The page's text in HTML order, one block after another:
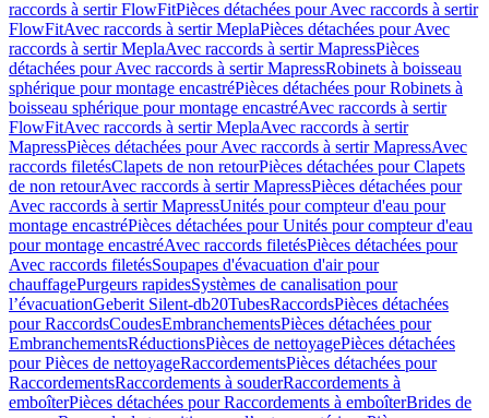
raccords à sertir FlowFitPièces détachées pour Avec raccords à sertir
FlowFitAvec raccords à sertir MeplaPièces détachées pour Avec
raccords à sertir MeplaAvec raccords à sertir MapressPièces
détachées pour Avec raccords à sertir MapressRobinets à boisseau
sphérique pour montage encastréPièces détachées pour Robinets à
boisseau sphérique pour montage encastréAvec raccords à sertir
FlowFitAvec raccords à sertir MeplaAvec raccords à sertir
MapressPièces détachées pour Avec raccords à sertir MapressAvec
raccords filetésClapets de non retourPièces détachées pour Clapets
de non retourAvec raccords à sertir MapressPièces détachées pour
Avec raccords à sertir MapressUnités pour compteur d'eau pour
montage encastréPièces détachées pour Unités pour compteur d'eau
pour montage encastréAvec raccords filetésPièces détachées pour
Avec raccords filetésSoupapes d'évacuation d'air pour
chauffagePurgeurs rapidesSystèmes de canalisation pour
l’évacuationGeberit Silent-db20TubesRaccordsPièces détachées
pour RaccordsCoudesEmbranchementsPièces détachées pour
EmbranchementsRéductionsPièces de nettoyagePièces détachées
pour Pièces de nettoyageRaccordementsPièces détachées pour
RaccordementsRaccordements à souderRaccordements à
emboîterPièces détachées pour Raccordements à emboîterBrides de